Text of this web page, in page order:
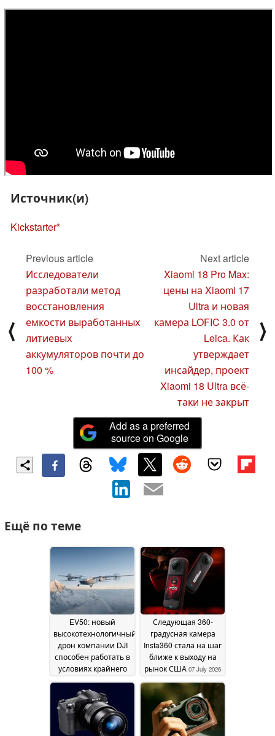
Источник(и)
Kickstarter
⟨
Previous article
Исследователи
разработали метод
восстановления
емкости выработанных
литиевых
аккумуляторов почти до
100 %
Next article
Xiaomi 18 Pro Max:
цены на Xiaomi 17
Ultra и новая
камера LOFIC 3.0 от
Leica. Как
утверждает
инсайдер, проект
Xiaomi 18 Ultra всё-
таки не закрыт
⟩
Add as a preferred
source on Google
Ещё по теме
EV50: новый
высокотехнологичный
дрон компании DJI
способен работать в
условиях крайнего
холода и
разреженного
воздуха11 July 2026
Следующая 360-
градусная камера
Insta360 стала на шаг
ближе к выходу на
рынок США 07 July 2026